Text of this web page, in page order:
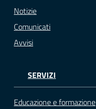
Notizie
Comunicati
Avvisi
SERVIZI
Educazione e formazione